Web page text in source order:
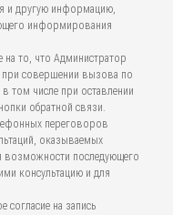
и другую информацию,
информирования
на то, что Администратор
при совершении вызова по
том числе при оставлении
обратной связи.
переговоров
оказываемых
возможности последующего
консультацию и для
на запись